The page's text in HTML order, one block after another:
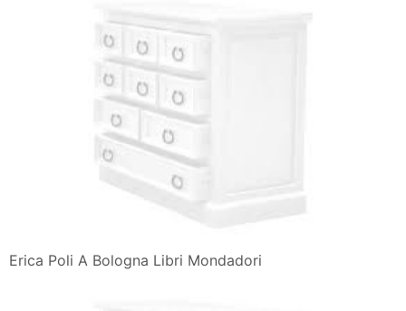
Erica Poli A Bologna Libri Mondadori